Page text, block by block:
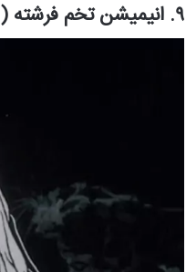
۹. انیمیشن تخم فرشته (Angel’s Egg)